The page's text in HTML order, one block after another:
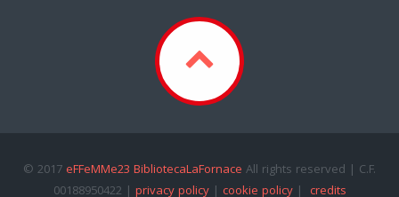
© 2017 eFFeMMe23 BibliotecaLaFornace All rights reserved | C.F.
00188950422 | privacy policy| cookie policy| credits